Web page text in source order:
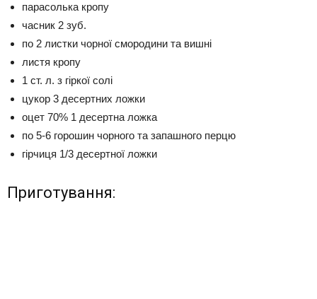
парасолька кропу
часник 2 зуб.
по 2 листки чорної смородини та вишні
листя кропу
1 ст. л. з гіркої солі
цукор 3 десертних ложки
оцет 70% 1 десертна ложка
по 5-6 горошин чорного та запашного перцю
гірчиця 1/3 десертної ложки
Приготування: